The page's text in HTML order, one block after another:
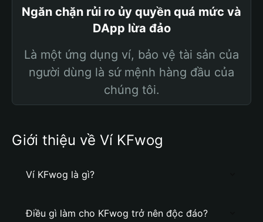
Ngăn chặn rủi ro ủy quyền quá mức và
DApp lừa đảo
Là một ứng dụng ví, bảo vệ tài sản của
người dùng là sứ mệnh hàng đầu của
chúng tôi.
Giới thiệu về Ví KFwog
Ví KFwog là gì?
Điều gì làm cho KFwog trở nên độc đáo?